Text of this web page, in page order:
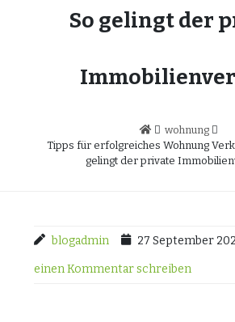
So gelingt der
wohnung
Tipps für erfolgreiches Wohnung
gelingt der private
blogadmin 27 September
einen Kommentar schreiben